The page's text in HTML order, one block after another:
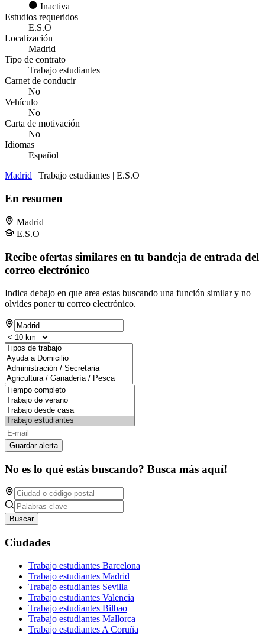
Inactiva
Estudios requeridos
E.S.O
Localización
Madrid
Tipo de contrato
Trabajo estudiantes
Carnet de conducir
No
Vehículo
No
Carta de motivación
No
Idiomas
Español
Madrid | Trabajo estudiantes | E.S.O
En resumen
Madrid
E.S.O
Recibe ofertas similares en tu bandeja de entrada del
correo electrónico
Indica debajo en que area estas buscando una función similar y no
olvides poner tu correo electrónico.
Guardar alerta
No es lo qué estás buscando? Busca más aquí!
Buscar
Ciudades
Trabajo estudiantes Barcelona
Trabajo estudiantes Madrid
Trabajo estudiantes Sevilla
Trabajo estudiantes Valencia
Trabajo estudiantes Bilbao
Trabajo estudiantes Mallorca
Trabajo estudiantes A Coruña